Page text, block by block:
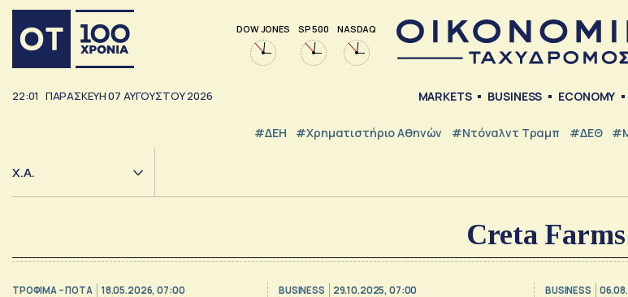
DOW JONES SP 500 NASDAQ
22:01 ΠΑΡΑΣΚΕΥΗ07 ΑΥΓΟΥΣΤΟΥ2026 MARKETS BUSINESS ECONOMY
#ΔΕΗ #Χρηματιστήριο Αθηνών #Ντόναλντ Τραμπ #ΔΕΘ
Χ.Α.
Creta Farms
ΤΡΟΦΙΜΑ – ΠΟΤΑ 18.05.2026, 07:00 BUSINESS 29.10.2025, 07:00 BUSINESS